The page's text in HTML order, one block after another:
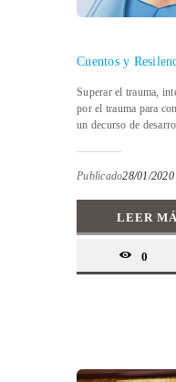
Cuentos y
Superar el trauma,
por el trauma para
un decurso de
Publicado28/01/2020
LEER
0